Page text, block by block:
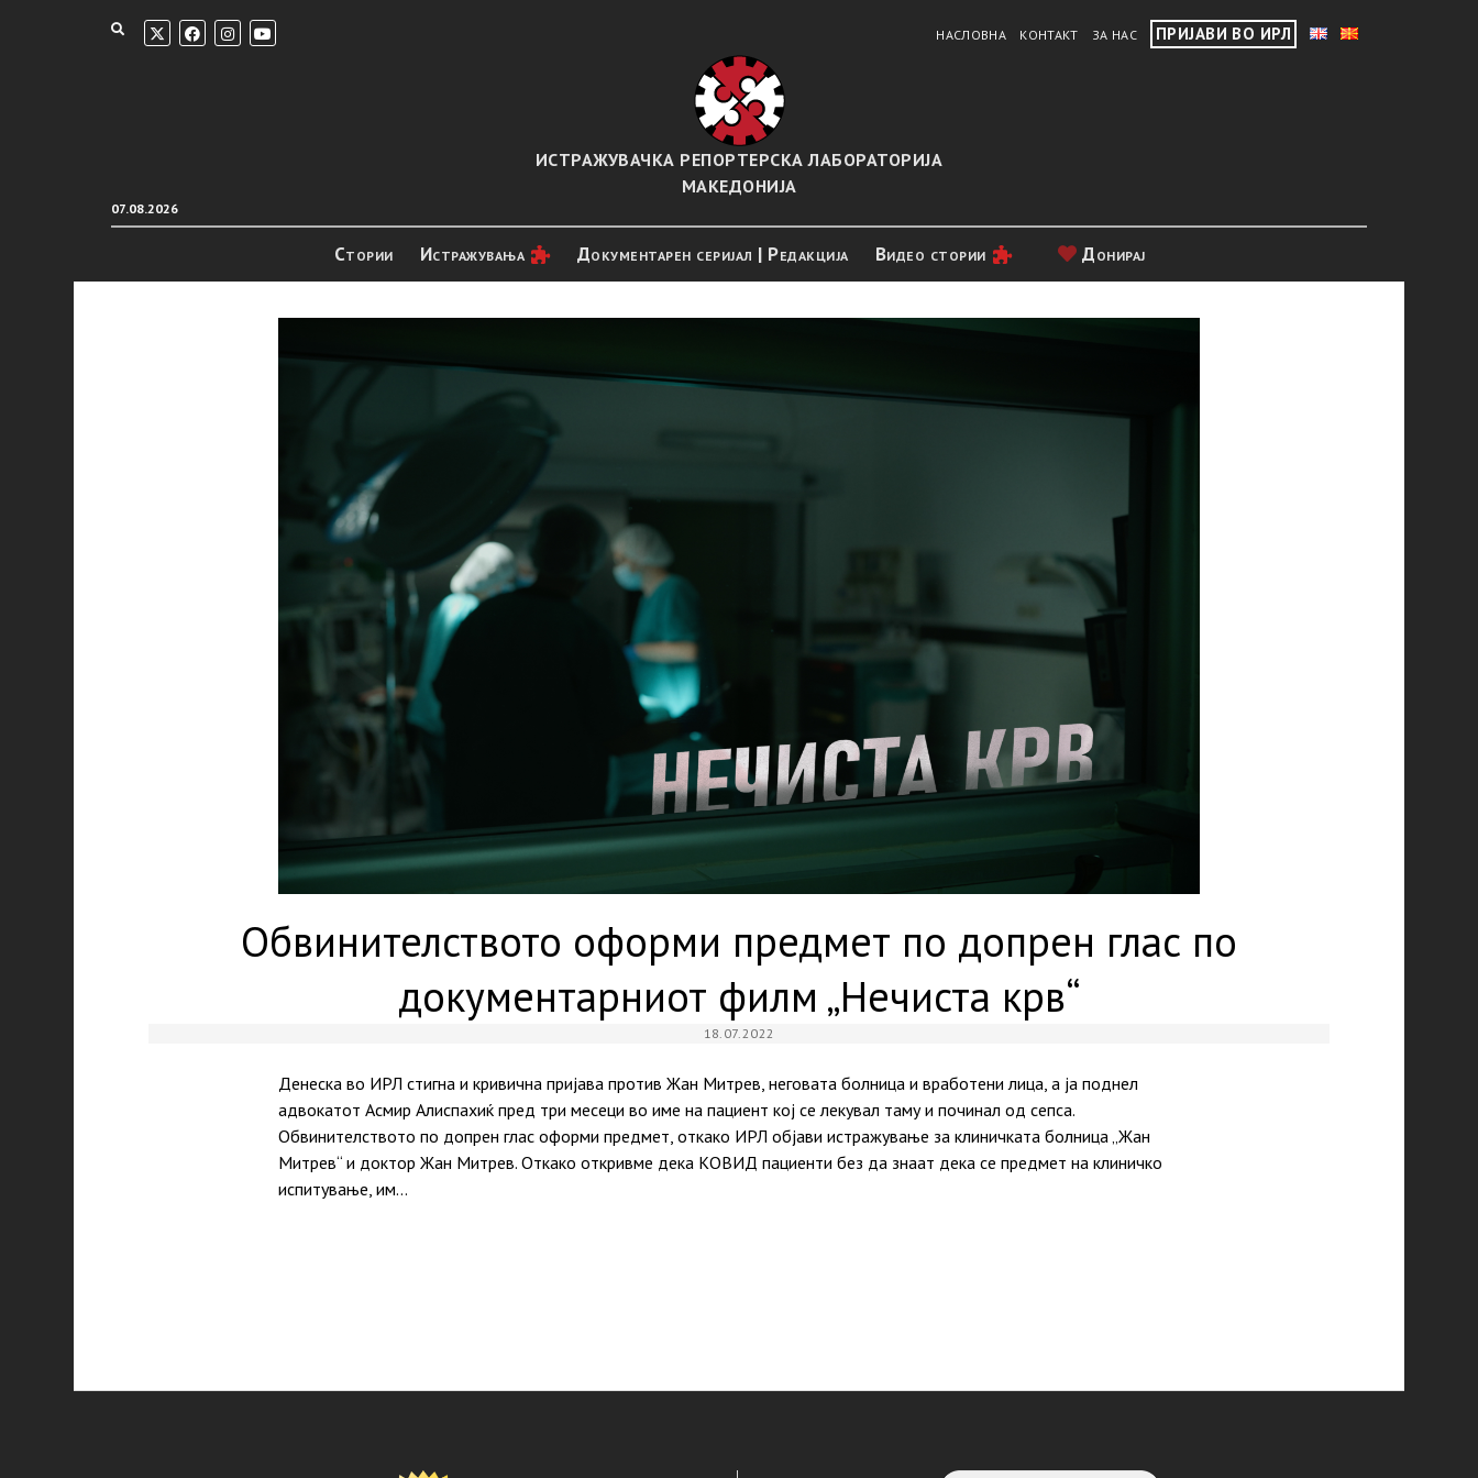
НАСЛОВНА КОНТАКТ ЗА НАС ПРИЈАВИ ВО ИРЛ
07.08.2026
ИСТРАЖУВАЧКА РЕПОРТЕРСКА ЛАБОРАТОРИЈА
МАКЕДОНИЈА
Стории Истражувањa Документарен серијал | Редакција Видео стории Донирај
Обвинителството оформи предмет по допрен глас по
документарниот филм „Нечиста крв“
18.07.2022
Денеска во ИРЛ стигна и кривична пријава против Жан Митрев, неговата болница и вработени лица, а ја поднел
адвокатот Асмир Алиспахиќ пред три месеци во име на пациент кој се лекувал таму и починал од сепса.
Обвинителството по допрен глас оформи предмет, откако ИРЛ објави истражување за клиничката болница „Жан
Митрев“ и доктор Жан Митрев. Откако откривме дека КОВИД пациенти без да знаат дека се предмет на клиничко
испитување, им…